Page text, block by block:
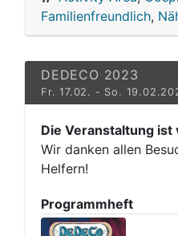
Familienfreundlich,
DEDECO 2023
Fr. 17.02. - So.
Die Veranstaltung ist
Wir danken allen
Helfern!
Programmheft